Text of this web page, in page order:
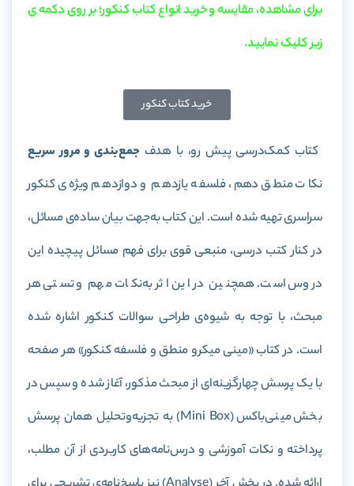
برای مشاهده، مقایسه و خرید انواع کتاب کنکور؛ بر روی دکمه ی
زیر کلیک نمایید.
خرید کتاب کنکور
کتاب کمک‌درسی پیش رو، با هدف جمع‌بندی و مرور سریع
نکات منطق دهم، فلسفه یازدهم و دوازدهم ویژه‌ی کنکور
سراسری تهیه شده است. این کتاب به‌جهت بیان ساده‌ی مسائل،
در کنار کتب درسی، منبعی قوی برای فهم مسائل پیچیده این
دروس است. همچنین در این اثر به‌نکات مهم و تستی هر
مبحث، با توجه به شیوه‌ی طراحی سوالات کنکور اشاره شده
است. در کتاب «مینی میکرو منطق و فلسفه کنکور» هر صفحه
با یک پرسش چهارگزینه‌ای از مبحث مذکور، آغاز شده و سپس در
بخش مینی‌باکس (Mini Box) به تجزیه‌وتحلیل همان پرسش
پرداخته و نکات آموزشی و درس‌نامه‌های کاربردی از آن مطلب،